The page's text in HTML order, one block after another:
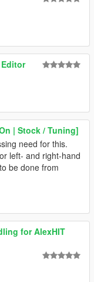
| Stock / Tuning]
need for this.
left- and right-hand
be done from
for AlexHIT